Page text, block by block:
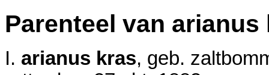
Parenteel van arianus
I. arianus kras, geb.